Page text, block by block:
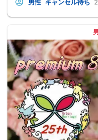
男性 キャンセル待ち